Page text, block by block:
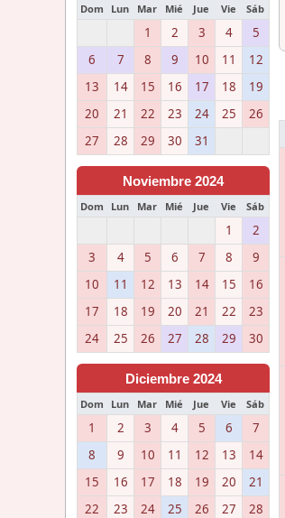
Dom Lun Mar Mié Jue Vie Sáb
1 2 3 4
5
6
7 8 9 10 11
12
13
14 15 16 17 18
19
20
21 22 23 24 25
26
27
28 29 30 31
Noviembre 2024
Dom Lun Mar Mié Jue Vie Sáb
1
2
3
4 5 6 7 8
9
10
11 12 13 14 15
16
17
18 19 20 21 22
23
24
25 26 27 28 29 30
Diciembre 2024
Dom Lun Mar Mié Jue Vie Sáb
1 2 3 4 5 6
7
8
9 10 11 12 13
14
15
16 17 18 19 20
21
22
23 24 25 26 27
28